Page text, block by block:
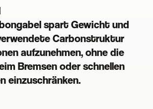
spart Gewicht und
Carbonstruktur
aufzunehmen, ohne die
Bremsen oder schnellen
einzuschränken.